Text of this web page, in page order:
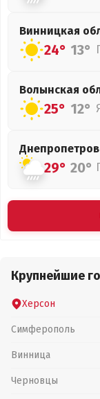
Винницкая
24° 13°
Волынская
25° 12°
29° 20°
Крупнейшие
Херсон
Симферополь
Винница
Черновцы